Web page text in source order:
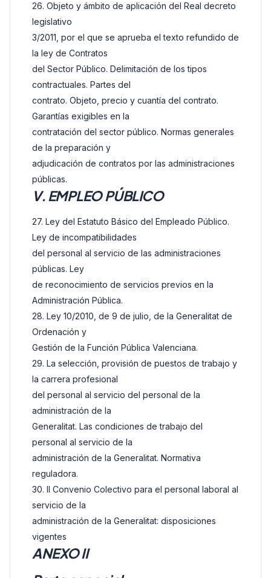
26. Objeto y ámbito de aplicación del Real decreto
legislativo
3/2011, por el que se aprueba el texto refundido de
la ley de Contratos
del Sector Público. Delimitación de los tipos
contractuales. Partes del
contrato. Objeto, precio y cuantía del contrato.
Garantías exigibles en la
contratación del sector público. Normas generales
de la preparación y
adjudicación de contratos por las administraciones
públicas.
V. EMPLEO PÚBLICO
27. Ley del Estatuto Básico del Empleado Público.
Ley de incompatibilidades
del personal al servicio de las administraciones
públicas. Ley
de reconocimiento de servicios previos en la
Administración Pública.
28. Ley 10/2010, de 9 de julio, de la Generalitat de
Ordenación y
Gestión de la Función Pública Valenciana.
29. La selección, provisión de puestos de trabajo y
la carrera profesional
del personal al servicio del personal de la
administración de la
Generalitat. Las condiciones de trabajo del
personal al servicio de la
administración de la Generalitat. Normativa
reguladora.
30. II Convenio Colectivo para el personal laboral al
servicio de la
administración de la Generalitat: disposiciones
vigentes
ANEXO II